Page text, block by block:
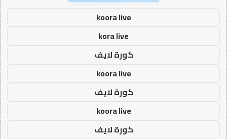
koora live
kora live
كورة لايف
koora live
كورة لايف
koora live
كورة لايف